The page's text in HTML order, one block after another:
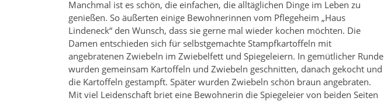
Manchmal ist es schön, die einfachen, die alltäglichen Dinge im Leben zu
genießen. So äußerten einige Bewohnerinnen vom Pflegeheim „Haus
Lindeneck“ den Wunsch, dass sie gerne mal wieder kochen möchten. Die
Damen entschieden sich für selbstgemachte Stampfkartoffeln mit
angebratenen Zwiebeln im Zwiebelfett und Spiegeleiern. In gemütlicher Runde
wurden gemeinsam Kartoffeln und Zwiebeln geschnitten, danach gekocht und
die Kartoffeln gestampft. Später wurden Zwiebeln schön braun angebraten.
Mit viel Leidenschaft briet eine Bewohnerin die Spiegeleier von beiden Seiten